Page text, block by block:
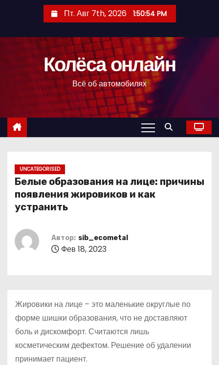
с
Пт. Авг 7th, 2026 1:50:55 PM
Колёса онлайн
Всё об автомобилях
UNCATEGORISED
Белые образования на лице: причины
появления жировиков и как
устранить
Автор: sib_ecometal
Фев 18, 2023
Жировики на лице – это маленькие округлые по
форме шишки образования, что не доставляют
боль и дискомфорт. Считаются лишь
косметическим дефектом. Решение об удалении
принимает пациент.